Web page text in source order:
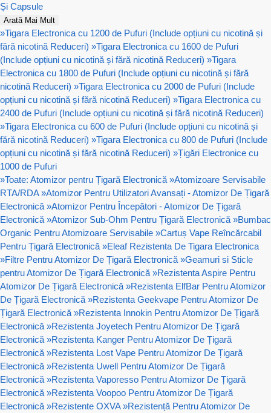
Și Capsule
Arată Mai Mult
»Tigara Electronica cu 1200 de Pufuri (Include opțiuni cu nicotină și
fără nicotină Reduceri) »Tigara Electronica cu 1600 de Pufuri
(Include opțiuni cu nicotină și fără nicotină Reduceri) »Tigara
Electronica cu 1800 de Pufuri (Include opțiuni cu nicotină și fără
nicotină Reduceri) »Tigara Electronica cu 2000 de Pufuri (Include
opțiuni cu nicotină și fără nicotină Reduceri) »Tigara Electronica cu
2400 de Pufuri (Include opțiuni cu nicotină și fără nicotină Reduceri)
»Tigara Electronica cu 600 de Pufuri (Include opțiuni cu nicotină și
fără nicotină Reduceri) »Tigara Electronica cu 800 de Pufuri (Include
opțiuni cu nicotină și fără nicotină Reduceri) »Țigări Electronice cu
1000 de Pufuri
»Toate: Atomizor pentru Țigară Electronică »Atomizoare Servisabile
RTA/RDA »Atomizor Pentru Utilizatori Avansați - Atomizor De Țigară
Electronică »Atomizor Pentru Începători - Atomizor De Țigară
Electronică »Atomizor Sub-Ohm Pentru Țigară Electronică »Bumbac
Organic Pentru Atomizoare Servisabile »Cartuș Vape Reîncărcabil
Pentru Țigară Electronică »Eleaf Rezistenta De Tigara Electronica
»Filtre Pentru Atomizor De Țigară Electronică »Geamuri si Sticle
pentru Atomizor De Țigară Electronică »Rezistenta Aspire Pentru
Atomizor De Țigară Electronică »Rezistenta ElfBar Pentru Atomizor
De Țigară Electronică »Rezistenta Geekvape Pentru Atomizor De
Țigară Electronică »Rezistenta Innokin Pentru Atomizor De Țigară
Electronică »Rezistenta Joyetech Pentru Atomizor De Țigară
Electronică »Rezistenta Kanger Pentru Atomizor De Țigară
Electronică »Rezistenta Lost Vape Pentru Atomizor De Țigară
Electronică »Rezistenta Uwell Pentru Atomizor De Țigară
Electronică »Rezistenta Vaporesso Pentru Atomizor De Țigară
Electronică »Rezistenta Voopoo Pentru Atomizor De Țigară
Electronică »Rezistente OXVA »Rezistență Pentru Atomizor De